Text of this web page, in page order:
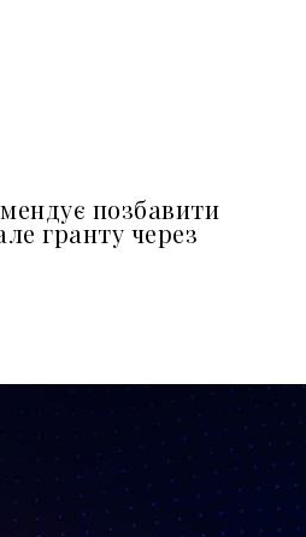
позбавити
гранту через